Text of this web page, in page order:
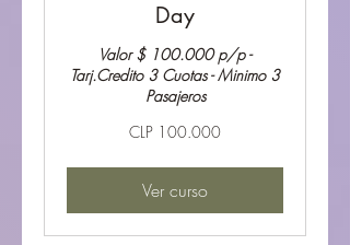
Day
Valor $ 100.000 p/p -
Tarj.Credito 3 Cuotas - Minimo 3
Pasajeros
CLP 100.000
Ver curso